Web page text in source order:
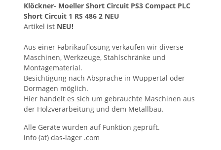
Klöckner- Moeller Short Circuit PS3 Compact PLC
Short Circuit 1 RS 486 2 NEU
Artikel ist NEU!
Aus einer Fabrikauflösung verkaufen wir diverse
Maschinen, Werkzeuge, Stahlschränke und
Montagematerial.
Besichtigung nach Absprache in Wuppertal oder
Dormagen möglich.
Hier handelt es sich um gebrauchte Maschinen aus
der Holzverarbeitung und dem Metallbau.
Alle Geräte wurden auf Funktion geprüft.
info (at) das-lager .com